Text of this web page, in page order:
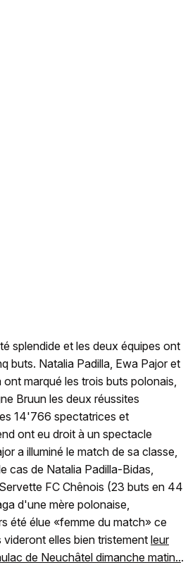
splendide et les deux équipes ont
buts. Natalia Padilla, Ewa Pajor et
marqué les trois buts polonais,
Bruun les deux réussites
14'766 spectatrices et
ont eu droit à un spectacle
a illuminé le match de sa classe,
cas de Natalia Padilla-Bidas,
FC Chênois (23 buts en 44
d'une mère polonaise,
été élue «femme du match» ce
elles bien tristement leur
de Neuchâtel dimanche matin...